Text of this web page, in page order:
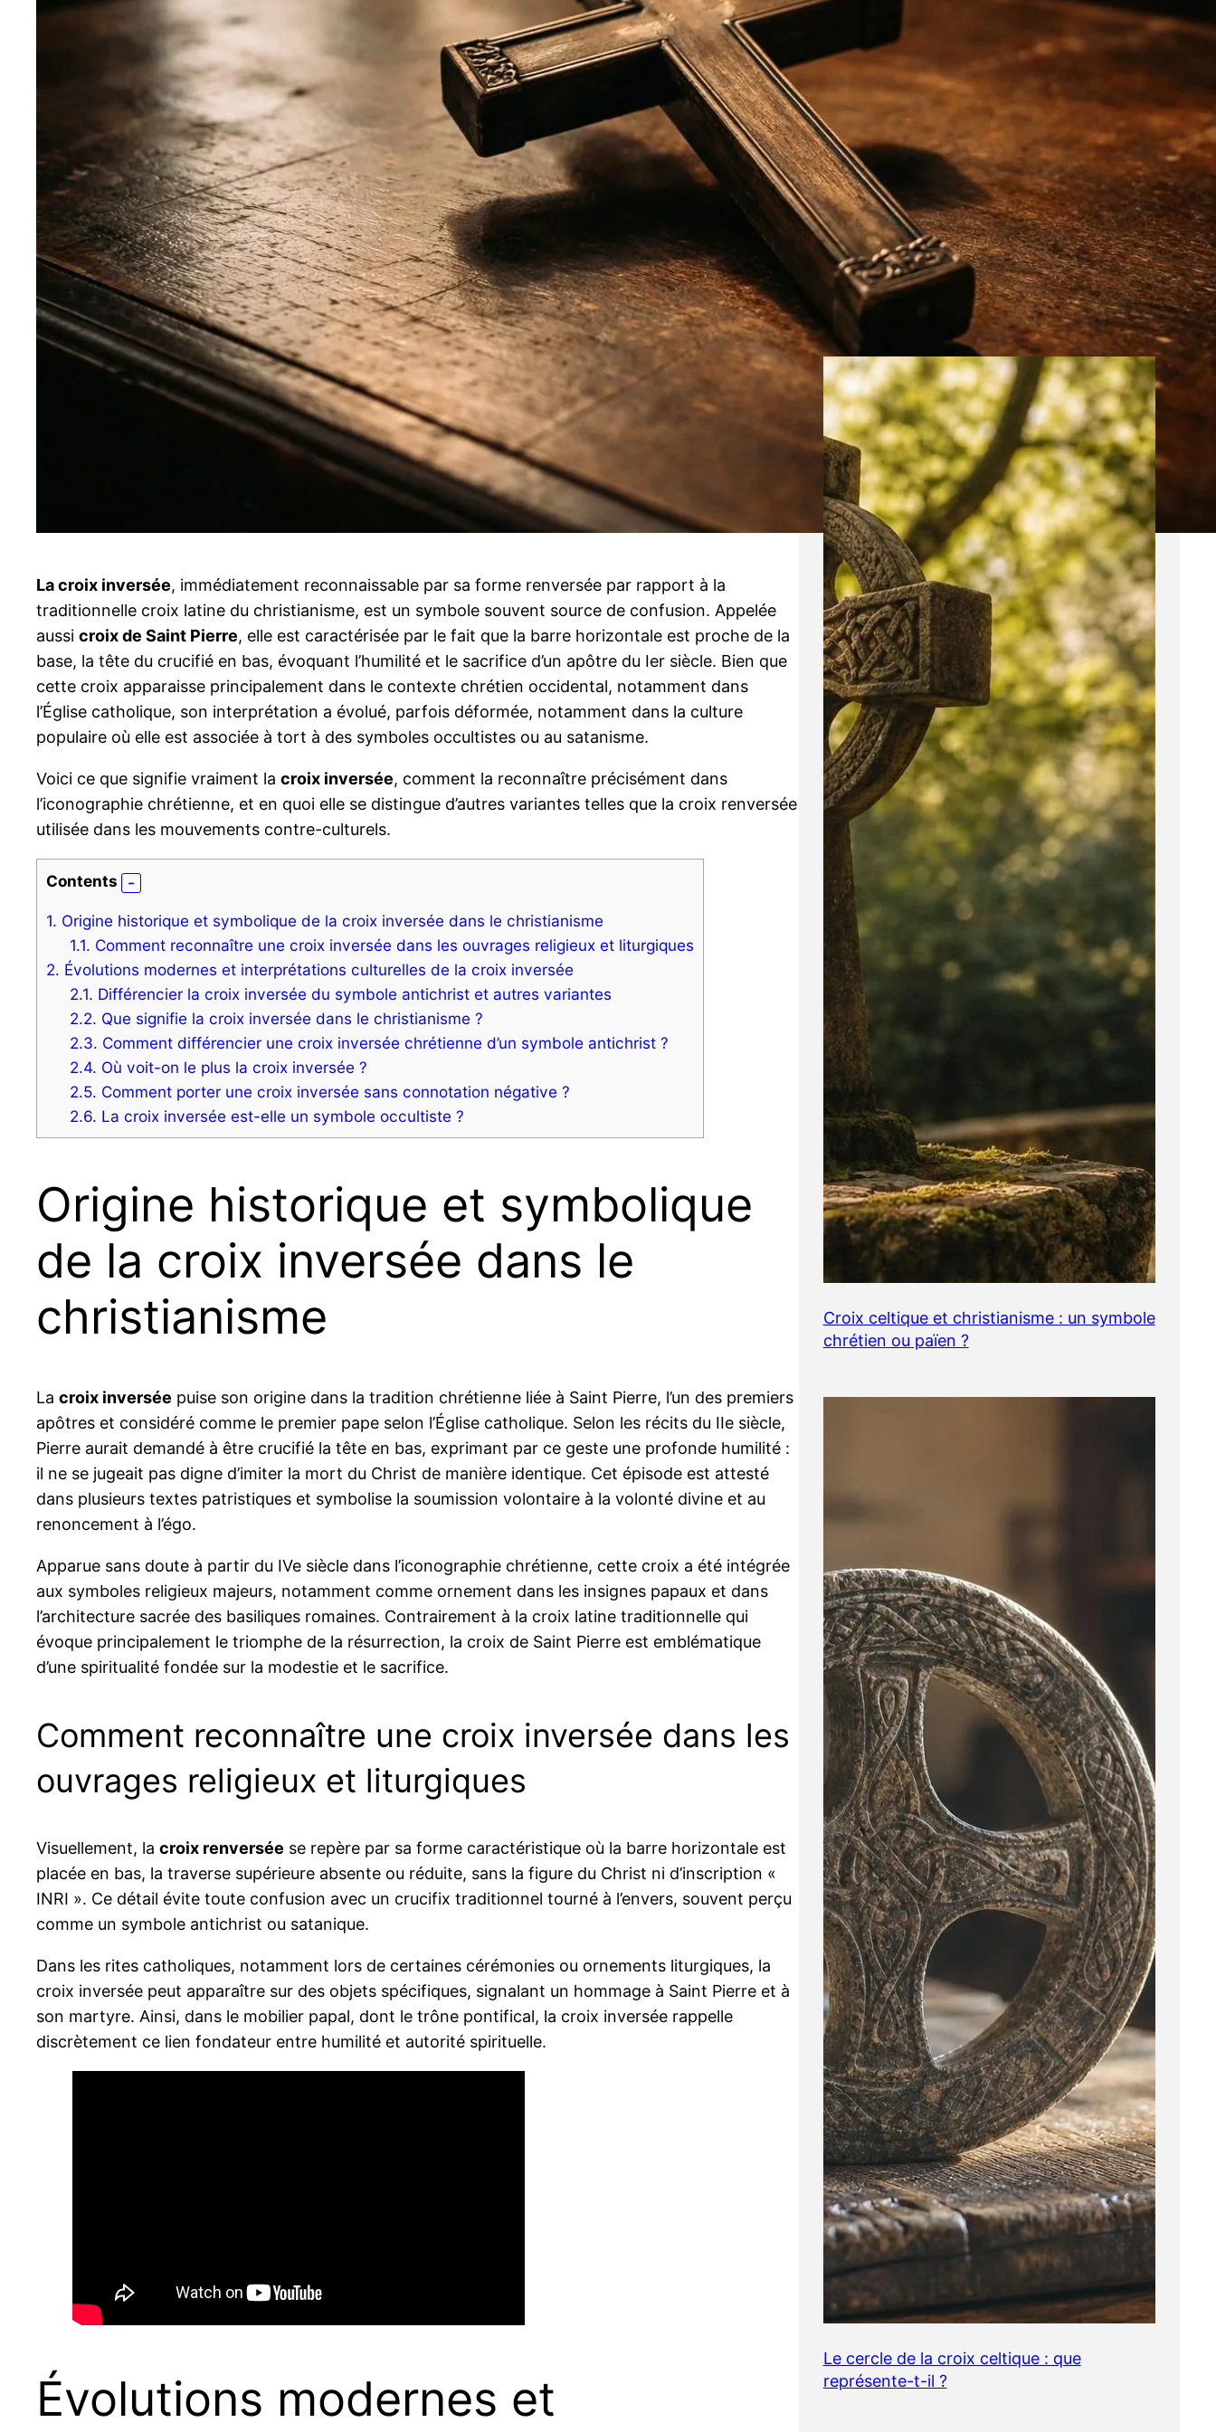
La croix inversée, immédiatement reconnaissable par sa forme renversée par rapport à la
traditionnelle croix latine du christianisme, est un symbole souvent source de confusion. Appelée
aussi croix de Saint Pierre, elle est caractérisée par le fait que la barre horizontale est proche de la
base, la tête du crucifié en bas, évoquant l’humilité et le sacrifice d’un apôtre du Ier siècle. Bien que
cette croix apparaisse principalement dans le contexte chrétien occidental, notamment dans
l’Église catholique, son interprétation a évolué, parfois déformée, notamment dans la culture
populaire où elle est associée à tort à des symboles occultistes ou au satanisme.
Voici ce que signifie vraiment la croix inversée, comment la reconnaître précisément dans
l’iconographie chrétienne, et en quoi elle se distingue d’autres variantes telles que la croix renversée
utilisée dans les mouvements contre-culturels.
Contents
1. Origine historique et symbolique de la croix inversée dans le christianisme
1.1. Comment reconnaître une croix inversée dans les ouvrages religieux et liturgiques
2. Évolutions modernes et interprétations culturelles de la croix inversée
2.1. Différencier la croix inversée du symbole antichrist et autres variantes
2.2. Que signifie la croix inversée dans le christianisme ?
2.3. Comment différencier une croix inversée chrétienne d’un symbole antichrist ?
2.4. Où voit-on le plus la croix inversée ?
2.5. Comment porter une croix inversée sans connotation négative ?
2.6. La croix inversée est-elle un symbole occultiste ?
Origine historique et symbolique
de la croix inversée dans le
christianisme
La croix inversée puise son origine dans la tradition chrétienne liée à Saint Pierre, l’un des premiers
apôtres et considéré comme le premier pape selon l’Église catholique. Selon les récits du IIe siècle,
Pierre aurait demandé à être crucifié la tête en bas, exprimant par ce geste une profonde humilité :
il ne se jugeait pas digne d’imiter la mort du Christ de manière identique. Cet épisode est attesté
dans plusieurs textes patristiques et symbolise la soumission volontaire à la volonté divine et au
renoncement à l’égo.
Apparue sans doute à partir du IVe siècle dans l’iconographie chrétienne, cette croix a été intégrée
aux symboles religieux majeurs, notamment comme ornement dans les insignes papaux et dans
l’architecture sacrée des basiliques romaines. Contrairement à la croix latine traditionnelle qui
évoque principalement le triomphe de la résurrection, la croix de Saint Pierre est emblématique
d’une spiritualité fondée sur la modestie et le sacrifice.
Comment reconnaître une croix inversée dans les
ouvrages religieux et liturgiques
Visuellement, la croix renversée se repère par sa forme caractéristique où la barre horizontale est
placée en bas, la traverse supérieure absente ou réduite, sans la figure du Christ ni d’inscription «
INRI ». Ce détail évite toute confusion avec un crucifix traditionnel tourné à l’envers, souvent perçu
comme un symbole antichrist ou satanique.
Dans les rites catholiques, notamment lors de certaines cérémonies ou ornements liturgiques, la
croix inversée peut apparaître sur des objets spécifiques, signalant un hommage à Saint Pierre et à
son martyre. Ainsi, dans le mobilier papal, dont le trône pontifical, la croix inversée rappelle
discrètement ce lien fondateur entre humilité et autorité spirituelle.
Évolutions modernes et
Croix latine
Croix orthodoxe
Crucifix
Sacrements
Symboles
Meilleurs pages
Croix celtique et christianisme : un symbole
chrétien ou païen ?
Le cercle de la croix celtique : que
représente-t-il ?